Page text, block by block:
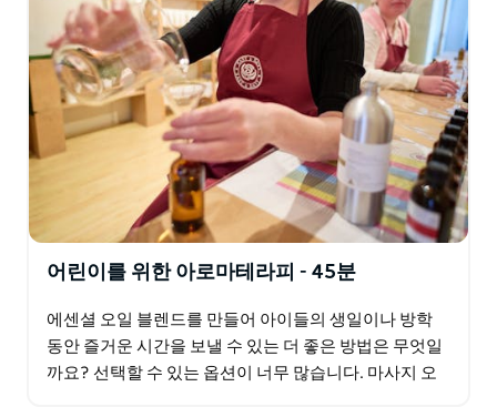
어린이를 위한 아로마테라피 - 45분
에센셜 오일 블렌드를 만들어 아이들의 생일이나 방학
동안 즐거운 시간을 보낼 수 있는 더 좋은 방법은 무엇일
까요? 선택할 수 있는 옵션이 너무 많습니다. 마사지 오